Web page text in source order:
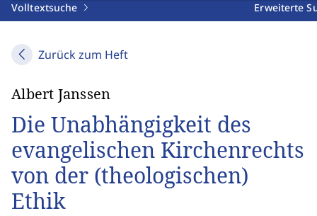
Volltextsuche Erweiterte
Zurück zum Heft
Albert Janssen
Die Unabhängigkeit des
evangelischen Kirchenrechts
von der (theologischen)
Ethik